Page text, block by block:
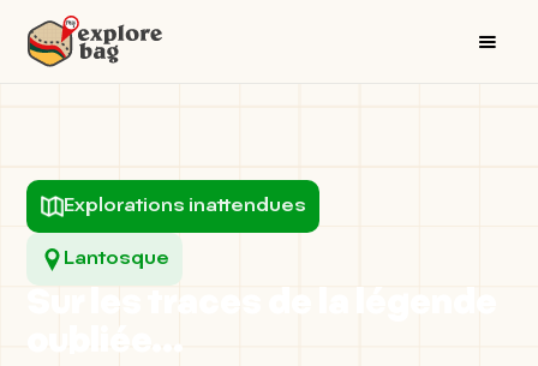
Explorations inattendues
Lantosque
Sur les traces de la légende
oubliée...